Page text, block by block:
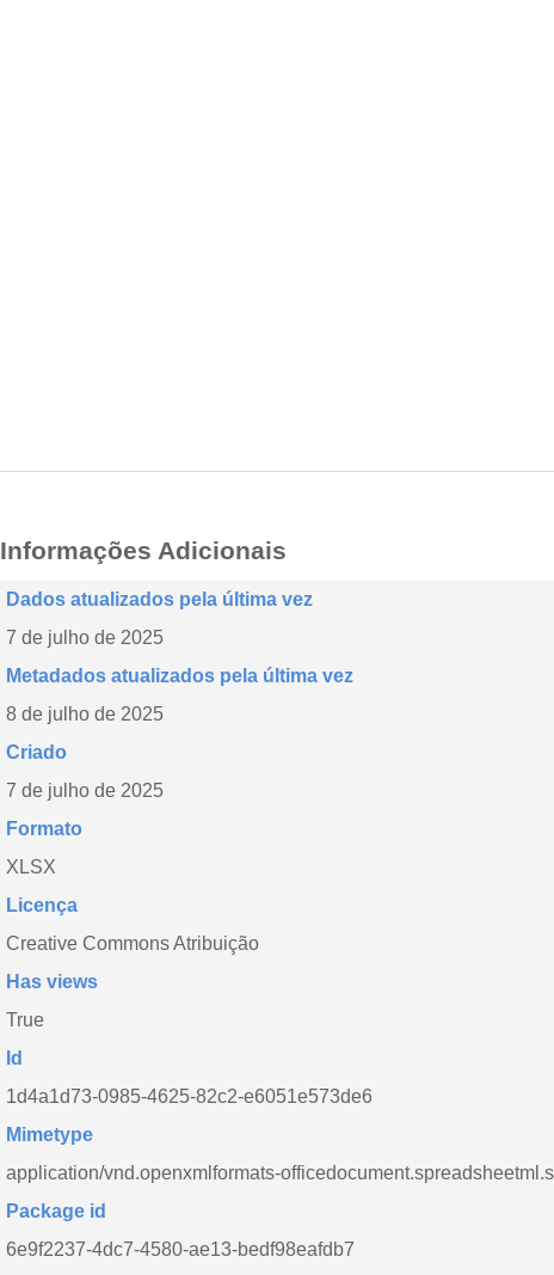
Informações Adicionais
Dados atualizados pela última vez
7 de julho de 2025
Metadados atualizados pela última vez
8 de julho de 2025
Criado
7 de julho de 2025
Formato
XLSX
Licença
Creative Commons Atribuição
Has views
True
Id
1d4a1d73-0985-4625-82c2-e6051e573de6
Mimetype
application/vnd.openxmlformats-
Package id
6e9f2237-4dc7-4580-ae13-bedf98eafdb7